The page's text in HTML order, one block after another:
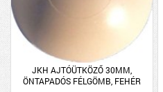
JKH AJTÓÜTKÖZŐ 30MM,
ÖNTAPADÓS FÉLGÖMB, FEHÉR